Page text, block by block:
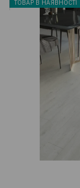
ТОВАР В НАЯВНОСТІ